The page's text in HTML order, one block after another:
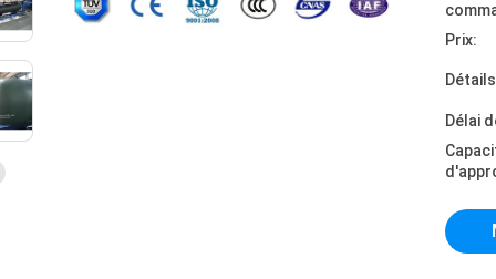
Prix:
Délai